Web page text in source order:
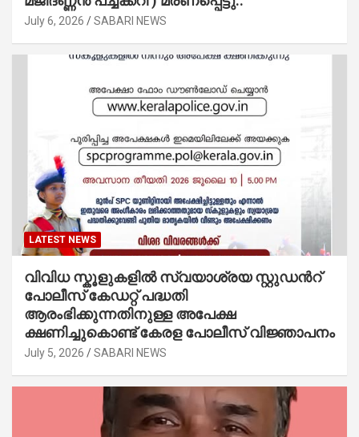
July 6, 2026 SABARI NEWS
LATEST NEWS
വിവിധ സ്കൂളുകളില്‍ സ്വയാശ്രയ സ്റ്റുഡന്‍റ്
പോലീസ് കേഡറ്റ് പദ്ധതി
ആരംഭിക്കുന്നതിനുള്ള അപേക്ഷ
ക്ഷണിച്ചുകൊണ്ട് കേരള പോലീസ് വിജ്ഞാപനം
July 5, 2026 SABARI NEWS